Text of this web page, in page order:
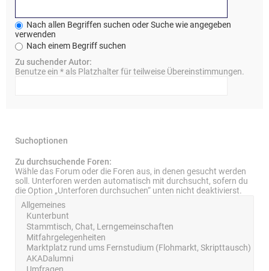
Nach allen Begriffen suchen oder Suche wie angegeben
verwenden
Nach einem Begriff suchen
Zu suchender Autor:
Benutze ein * als Platzhalter für teilweise Übereinstimmungen.
Suchoptionen
Zu durchsuchende Foren:
Wähle das Forum oder die Foren aus, in denen gesucht werden
soll. Unterforen werden automatisch mit durchsucht, sofern du
die Option „Unterforen durchsuchen“ unten nicht deaktivierst.